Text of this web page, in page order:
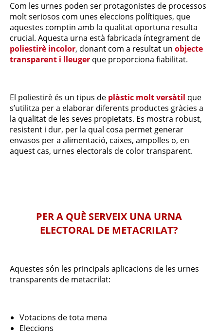
Com les urnes poden ser protagonistes de processos
molt seriosos com unes eleccions polítiques, que
aquestes comptin amb la qualitat oportuna resulta
crucial. Aquesta urna està fabricada íntegrament de
poliestirè incolor, donant com a resultat unobjecte
transparent i lleuger que proporciona fiabilitat.
El poliestirè és un tipus de plàstic molt versàtil que
s’utilitza per a elaborar diferents productes gràcies a
la qualitat de les seves propietats. Es mostra robust,
resistent i dur, per la qual cosa permet generar
envasos per a alimentació, caixes, ampolles o, en
aquest cas, urnes electorals de color transparent.
PER A QUÈ SERVEIX UNA URNA
ELECTORAL DE METACRILAT?
Aquestes són les principals aplicacions de les urnes
transparents de metacrilat:
Votacions de tota mena
Eleccions